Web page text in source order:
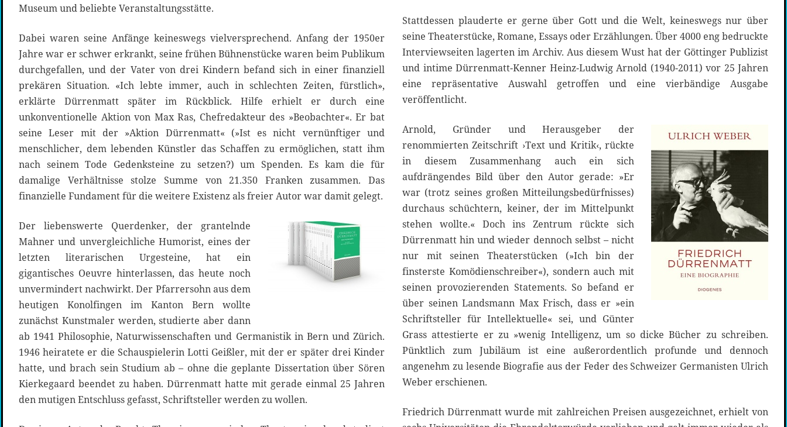
Museum und beliebte Veranstaltungsstätte.
Dabei waren seine Anfänge keineswegs vielversprechend. Anfang der 1950er
Jahre war er schwer erkrankt, seine frühen Bühnenstücke waren beim Publikum
durchgefallen, und der Vater von drei Kindern befand sich in einer finanziell
prekären Situation. «Ich lebte immer, auch in schlechten Zeiten, fürstlich»,
erklärte Dürrenmatt später im Rückblick. Hilfe erhielt er durch eine
unkonventionelle Aktion von Max Ras, Chefredakteur des »Beobachter«. Er bat
seine Leser mit der »Aktion Dürrenmatt« (»Ist es nicht vernünftiger und
menschlicher, dem lebenden Künstler das Schaffen zu ermöglichen, statt ihm
nach seinem Tode Gedenksteine zu setzen?) um Spenden. Es kam die für
damalige Verhältnisse stolze Summe von 21.350 Franken zusammen. Das
finanzielle Fundament für die weitere Existenz als freier Autor war damit gelegt.
Der liebenswerte Querdenker, der grantelnde
Mahner und unvergleichliche Humorist, eines der
letzten literarischen Urgesteine, hat ein
gigantisches Oeuvre hinterlassen, das heute noch
unvermindert nachwirkt. Der Pfarrersohn aus dem
heutigen Konolfingen im Kanton Bern wollte
zunächst Kunstmaler werden, studierte aber dann
ab 1941 Philosophie, Naturwissenschaften und Germanistik in Bern und Zürich.
1946 heiratete er die Schauspielerin Lotti Geißler, mit der er später drei Kinder
hatte, und brach sein Studium ab – ohne die geplante Dissertation über Sören
Kierkegaard beendet zu haben. Dürrenmatt hatte mit gerade einmal 25 Jahren
den mutigen Entschluss gefasst, Schriftsteller werden zu wollen.
Stattdessen plauderte er gerne über Gott und die Welt, keineswegs nur über
seine Theaterstücke, Romane, Essays oder Erzählungen. Über 4000 eng bedruckte
Interviewseiten lagerten im Archiv. Aus diesem Wust hat der Göttinger Publizist
und intime Dürrenmatt-Kenner Heinz-Ludwig Arnold (1940-2011) vor 25 Jahren
eine repräsentative Auswahl getroffen und eine vierbändige Ausgabe
veröffentlicht.
Arnold, Gründer und Herausgeber der
renommierten Zeitschrift ›Text und Kritik‹, rückte
in diesem Zusammenhang auch ein sich
aufdrängendes Bild über den Autor gerade: »Er
war (trotz seines großen Mitteilungsbedürfnisses)
durchaus schüchtern, keiner, der im Mittelpunkt
stehen wollte.« Doch ins Zentrum rückte sich
Dürrenmatt hin und wieder dennoch selbst – nicht
nur mit seinen Theaterstücken (»Ich bin der
finsterste Komödienschreiber«), sondern auch mit
seinen provozierenden Statements. So befand er
über seinen Landsmann Max Frisch, dass er »ein
Schriftsteller für Intellektuelle« sei, und Günter
Grass attestierte er zu »wenig Intelligenz, um so dicke Bücher zu schreiben.
Pünktlich zum Jubiläum ist eine außerordentlich profunde und dennoch
angenehm zu lesende Biografie aus der Feder des Schweizer Germanisten Ulrich
Weber erschienen.
Friedrich Dürrenmatt wurde mit zahlreichen Preisen ausgezeichnet, erhielt von